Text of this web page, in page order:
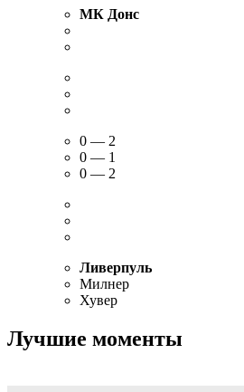
МК Донс
0 — 2
0 — 1
0 — 2
Ливерпуль
Милнер
Хувер
Лучшие моменты